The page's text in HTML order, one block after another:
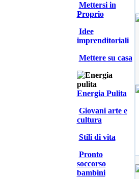
Mettersi in
Proprio
Idee
imprenditoriali
Mettere su casa
Energia Pulita
Giovani arte e
cultura
Stili di vita
Pronto
soccorso
bambini